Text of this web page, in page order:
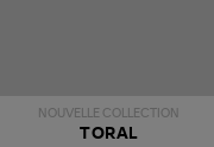
NOUVELLE COLLECTION
TORAL